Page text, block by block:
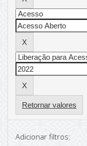
Retornar valores
Adicionar filtros: